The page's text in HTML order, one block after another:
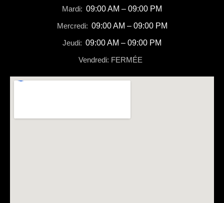
Mardi: 09:00 AM – 09:00 PM
Mercredi: 09:00 AM – 09:00 PM
Jeudi: 09:00 AM – 09:00 PM
Vendredi: FERMÉE